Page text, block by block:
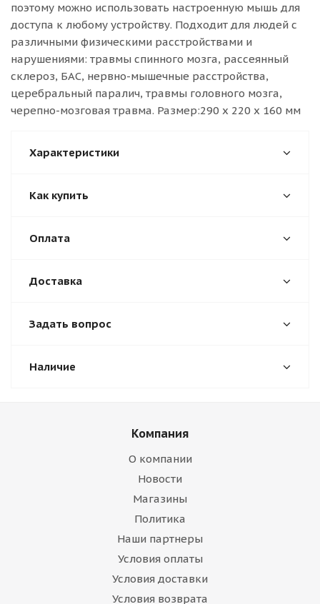
поэтому можно использовать настроенную мышь для
доступа к любому устройству. Подходит для людей с
различными физическими расстройствами и
нарушениями: травмы спинного мозга, рассеянный
склероз, БАС, нервно-мышечные расстройства,
церебральный паралич, травмы головного мозга,
черепно-мозговая травма. Размер:290 x 220 x 160 мм
Характеристики
Как купить
Оплата
Доставка
Задать вопрос
Наличие
Компания
О компании
Новости
Магазины
Политика
Наши партнеры
Условия оплаты
Условия доставки
Условия возврата